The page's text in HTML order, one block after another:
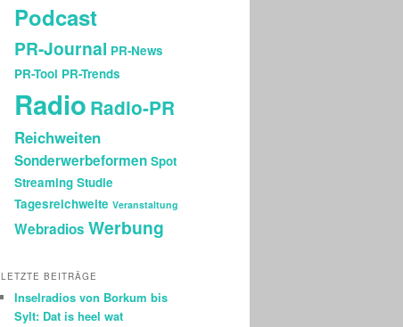
Podcast
PR-Journal PR-News
PR-Tool PR-Trends
Radio Radio-PR
Reichweiten
Sonderwerbeformen Spot
Streaming Studie
Tagesreichweite Veranstaltung
Webradios Werbung
LETZTE BEITRÄGE
Inselradios von Borkum bis
Sylt: Dat is heel wat